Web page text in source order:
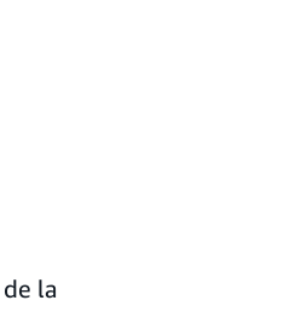
la